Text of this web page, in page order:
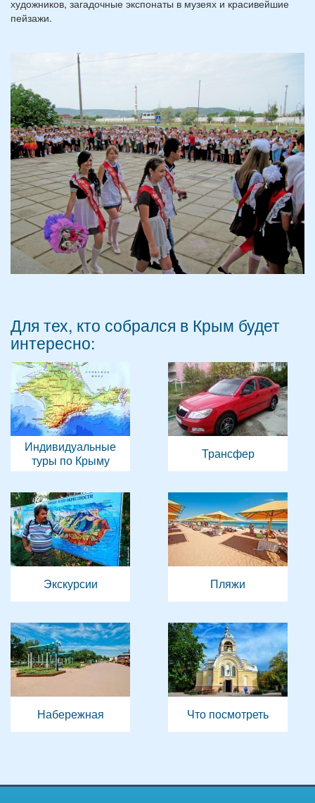
художников, загадочные экспонаты в музеях и красивейшие
пейзажи.
Для тех, кто собрался в Крым будет
интересно:
Индивидуальные
туры по Крыму
Трансфер
Экскурсии Пляжи
Набережная Что посмотреть